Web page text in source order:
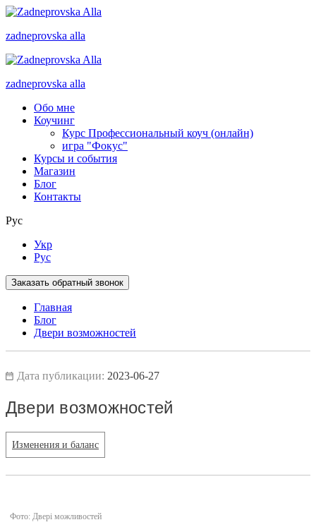
zadneprovska alla
zadneprovska alla
Обо мне
Коучинг
Курс Профессиональный коуч (онлайн)
игра "Фокус"
Курсы и события
Магазин
Блог
Контакты
Рус
Укр
Рус
Заказать обратный звонок
Главная
Блог
Двери возможностей
Дата публикации: 2023-06-27
Двери возможностей
Изменения и баланс
Фото: Двері можливостей